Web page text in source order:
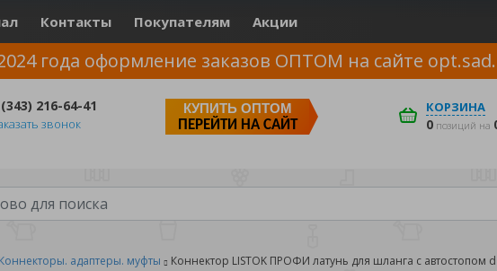
Контакты Покупателям Акции
года оформление заказов ОПТОМ на сайте
216-64-41
звонок
КУПИТЬ ОПТОМ
ПЕРЕЙТИ НА САЙТ
КОРЗИНА
0 позиций на
Коннекторы. адаптеры. муфты Коннектор LISTOK ПРОФИ латунь для шланга с автостопом